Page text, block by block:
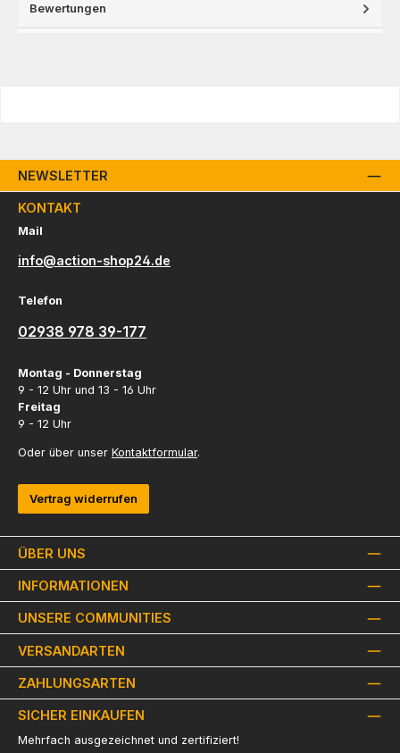
Bewertungen
NEWSLETTER
ÜBER UNS
INFORMATIONEN
KONTAKT
Mail
info@action-shop24.de
Telefon
02938 978 39-177
Montag - Donnerstag
9 - 12 Uhr und 13 - 16 Uhr
Freitag
9 - 12 Uhr
Oder über unser Kontaktformular.
Vertrag widerrufen
UNSERE COMMUNITIES
VERSANDARTEN
ZAHLUNGSARTEN
SICHER EINKAUFEN
Mehrfach ausgezeichnet und zertifiziert!